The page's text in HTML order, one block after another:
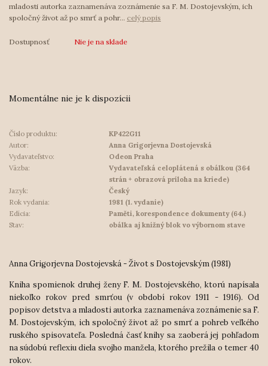
mladosti autorka zaznamenáva zoznámenie sa F. M. Dostojevským, ich
spoločný život až po smrť a pohr... celý popis
Dostupnosť Nie je na sklade
Momentálne nie je k dispozícii
Číslo produktu:
KP422G11
Autor:
Anna Grigorjevna Dostojevská
Vydavateľstvo:
Odeon Praha
Väzba:
Vydavateľská celoplátená s obálkou (364
strán + obrazová príloha na kriede)
Jazyk:
Český
Rok vydania:
1981 (1. vydanie)
Edícia:
Paměti, korespondence dokumenty (64.)
Stav:
obálka aj knižný blok vo výbornom stave
Anna Grigorjevna Dostojevská - Život s Dostojevským (1981)
Kniha spomienok druhej ženy F. M. Dostojevského, ktorú napísala
niekoľko rokov pred smrťou (v období rokov 1911 - 1916). Od
popisov detstva a mladosti autorka zaznamenáva zoznámenie sa F.
M. Dostojevským, ich spoločný život až po smrť a pohreb veľkého
ruského spisovateľa. Posledná časť knihy sa zaoberá jej pohľadom
na súdobú reflexiu diela svojho manžela, ktorého prežila o temer 40
rokov.